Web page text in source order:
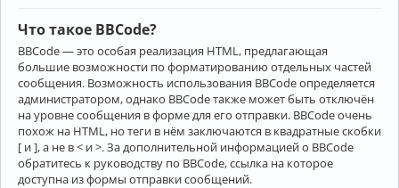
Что такое BBCode?
BBCode — это особая реализация HTML, предлагающая
большие возможности по форматированию отдельных частей
сообщения. Возможность использования BBCode определяется
администратором, однако BBCode также может быть отключён
на уровне сообщения в форме для его отправки. BBCode очень
похож на HTML, но теги в нём заключаются в квадратные скобки
[ и ], а не в < и >. За дополнительной информацией о BBCode
обратитесь к руководству по BBCode, ссылка на которое
доступна из формы отправки сообщений.